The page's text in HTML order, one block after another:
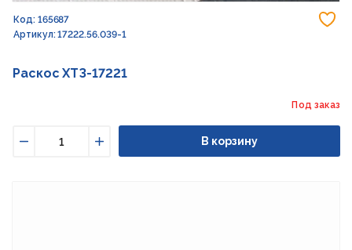
Код: 165687
Артикул: 17222.56.039-1
Раскос ХТЗ-17221
Под заказ
Увеличить
В корзину